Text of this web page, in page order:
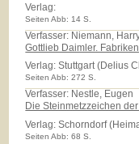
Verlag:
Seiten Abb: 14 S.
Verfasser: Niemann,
Gottlieb Daimler.
Verlag:Stuttgart (Delius
Seiten Abb: 272 S.
Verfasser: Nestle, Eugen
Die Steinmetzzeichen
Verlag:Schorndorf
Seiten Abb: 68 S.